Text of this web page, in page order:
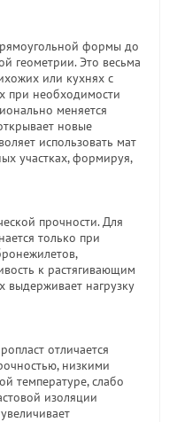
формы до
геометрии. Это весьма
или кухнях с
при необходимости
меняется
новые
использовать мат
участках, формируя,
прочности. Для
только при
к растягивающим
выдерживает нагрузку
отличается
низкими
температуре, слабо
изоляции